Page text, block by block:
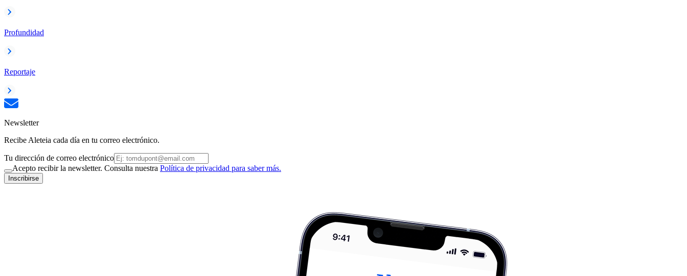
Profundidad
Reportaje
Newsletter
Recibe Aleteia cada día en tu correo electrónico.
Tu dirección de correo electrónico
Acepto recibir la newsletter. Consulta nuestra Política de privacidad para saber más.
Inscribirse